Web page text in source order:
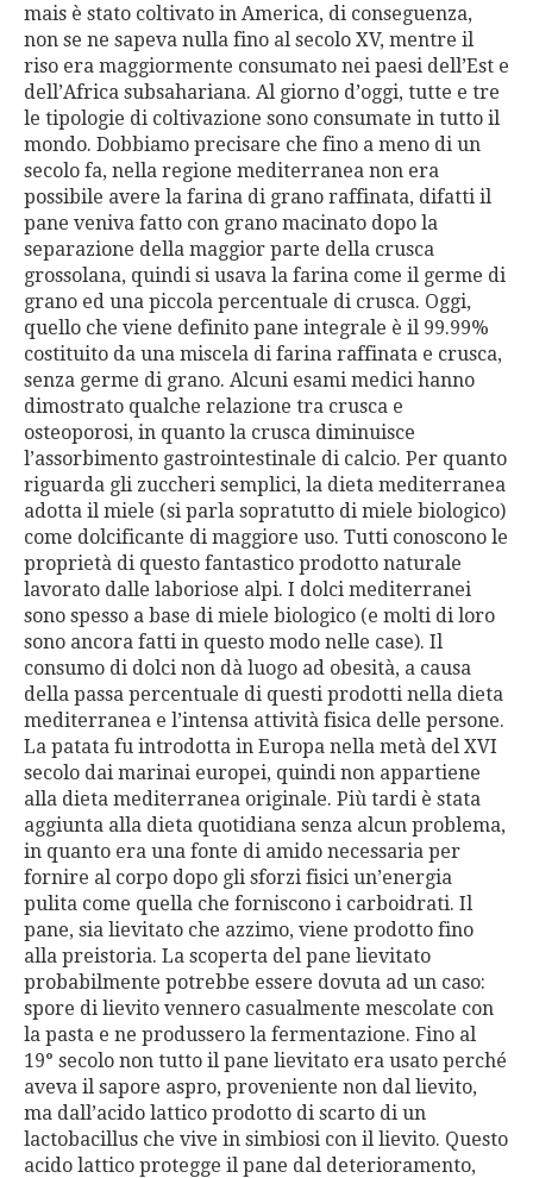
mais è stato coltivato in America, di conseguenza,
non se ne sapeva nulla fino al secolo XV, mentre il
riso era maggiormente consumato nei paesi dell’Est e
dell’Africa subsahariana. Al giorno d’oggi, tutte e tre
le tipologie di coltivazione sono consumate in tutto il
mondo. Dobbiamo precisare che fino a meno di un
secolo fa, nella regione mediterranea non era
possibile avere la farina di grano raffinata, difatti il
pane veniva fatto con grano macinato dopo la
separazione della maggior parte della crusca
grossolana, quindi si usava la farina come il germe di
grano ed una piccola percentuale di crusca. Oggi,
quello che viene definito pane integrale è il 99.99%
costituito da una miscela di farina raffinata e crusca,
senza germe di grano. Alcuni esami medici hanno
dimostrato qualche relazione tra crusca e
osteoporosi, in quanto la crusca diminuisce
l’assorbimento gastrointestinale di calcio. Per quanto
riguarda gli zuccheri semplici, la dieta mediterranea
adotta il miele (si parla sopratutto di miele biologico)
come dolcificante di maggiore uso. Tutti conoscono le
proprietà di questo fantastico prodotto naturale
lavorato dalle laboriose alpi. I dolci mediterranei
sono spesso a base di miele biologico (e molti di loro
sono ancora fatti in questo modo nelle case). Il
consumo di dolci non dà luogo ad obesità, a causa
della passa percentuale di questi prodotti nella dieta
mediterranea e l’intensa attività fisica delle persone.
La patata fu introdotta in Europa nella metà del XVI
secolo dai marinai europei, quindi non appartiene
alla dieta mediterranea originale. Più tardi è stata
aggiunta alla dieta quotidiana senza alcun problema,
in quanto era una fonte di amido necessaria per
fornire al corpo dopo gli sforzi fisici un’energia
pulita come quella che forniscono i carboidrati. Il
pane, sia lievitato che azzimo, viene prodotto fino
alla preistoria. La scoperta del pane lievitato
probabilmente potrebbe essere dovuta ad un caso:
spore di lievito vennero casualmente mescolate con
la pasta e ne produssero la fermentazione. Fino al
19° secolo non tutto il pane lievitato era usato perché
aveva il sapore aspro, proveniente non dal lievito,
ma dall’acido lattico prodotto di scarto di un
lactobacillus che vive in simbiosi con il lievito. Questo
acido lattico protegge il pane dal deterioramento,